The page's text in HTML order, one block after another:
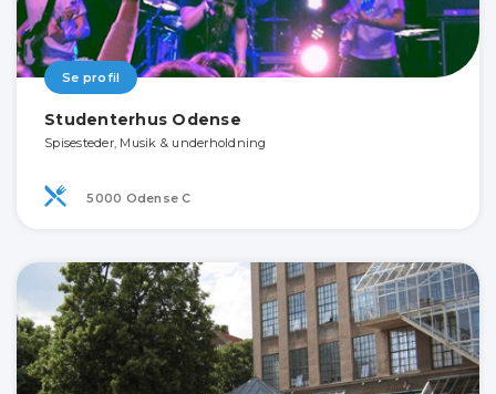
Se profil
Studenterhus Odense
Spisesteder, Musik & underholdning
5000 Odense C